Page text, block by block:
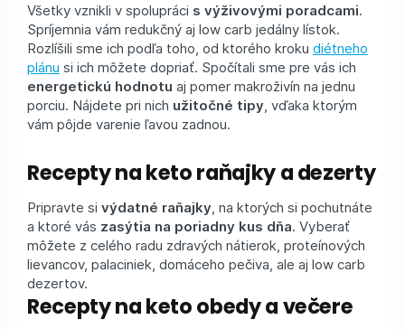
Všetky vznikli v spolupráci s výživovými poradcami.
Spríjemnia vám redukčný aj low carb jedálny lístok.
Rozlíšili sme ich podľa toho, od ktorého kroku diétneho
plánu si ich môžete dopriať. Spočítali sme pre vás ich
energetickú hodnotu aj pomer makroživín na jednu
porciu. Nájdete pri nich užitočné tipy, vďaka ktorým
vám pôjde varenie ľavou zadnou.
Recepty na keto raňajky a dezerty
Pripravte si výdatné raňajky , na ktorých si pochutnáte
a ktoré vás zasýtia na poriadny kus dňa. Vyberať
môžete z celého radu zdravých nátierok, proteínových
lievancov, palaciniek, domáceho pečiva, ale aj low carb
dezertov.
Recepty na keto obedy a večere